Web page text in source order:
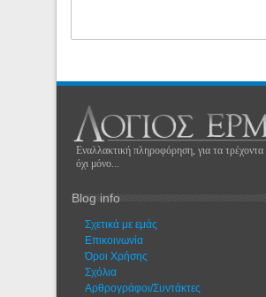
Εναλλακτική πληροφόρηση, για τα τρέχοντα
όχι μόνο...
Blog info
Σχετικά με εμάς
Eπικοινωνία
Όροι Χρήσης
Σχόλια
Αρθρογράφοι/Συντάκτες